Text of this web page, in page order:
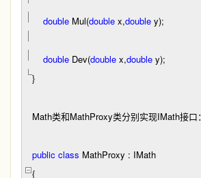
double Mul(double x,double y);
double Dev(double x,double y);
}
Math类和MathProxy类分别实现IMath接口：
public class MathProxy : IMath
{